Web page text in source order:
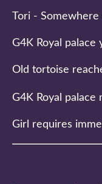
Tori - Somewhere
G4K Royal palace
Old tortoise
G4K Royal palace
Girl requires